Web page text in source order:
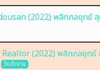
(2022) พลิกกลยุทธ์
(2022) พลิกกลยุทธ์
วัยทำงาน